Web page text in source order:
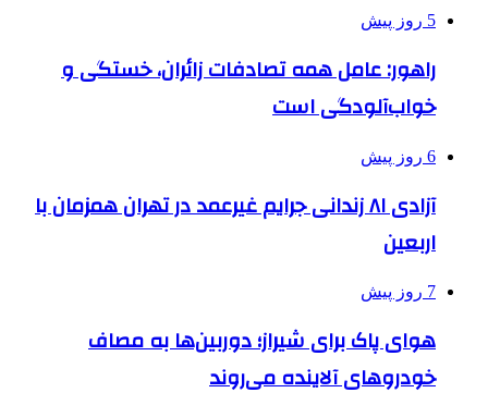
5 روز پیش
راهور: عامل همه تصادفات زائران، خستگی و
خواب‌آلودگی است
6 روز پیش
آزادی ۸۱ زندانی جرایم غیرعمد در تهران همزمان با
اربعین
7 روز پیش
هوای پاک برای شیراز؛ دوربین‌ها به مصاف
خودروهای آلاینده می‌روند